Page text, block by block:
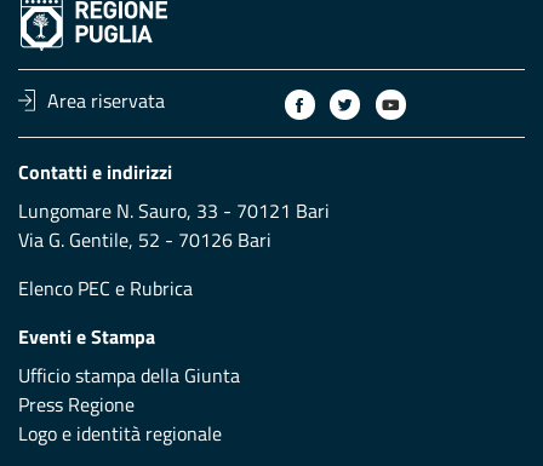
Area riservata
Contatti e indirizzi
Lungomare N. Sauro, 33 - 70121 Bari
Via G. Gentile, 52 - 70126 Bari
Elenco PEC e Rubrica
Eventi e Stampa
Ufficio stampa della Giunta
Press Regione
Logo e identità regionale